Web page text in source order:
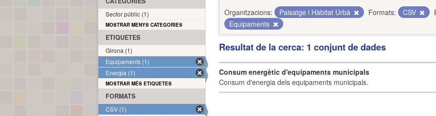
Organitzacions:
Paisatge i Hàbitat Urbà Formats: CSV
Equipaments
Resultat de la cerca: 1 conjunt de dades
Consum energètic d'equipaments municipals
Consum d'energia dels equipaments municipals.
Sector públic (1)
MOSTRAR MENYS CATEGORIES
ETIQUETES
Girona (1)
Equipaments (1)
Energia (1)
MOSTRAR MÉS ETIQUETES
FORMATS
CSV (1)